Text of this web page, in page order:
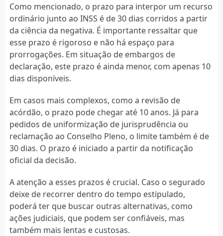
Como mencionado, o prazo para interpor um recurso
ordinário junto ao INSS é de 30 dias corridos a partir
da ciência da negativa. É importante ressaltar que
esse prazo é rigoroso e não há espaço para
prorrogações. Em situação de embargos de
declaração, este prazo é ainda menor, com apenas 10
dias disponíveis.
Em casos mais complexos, como a revisão de
acórdão, o prazo pode chegar até 10 anos. Já para
pedidos de uniformização de jurisprudência ou
reclamação ao Conselho Pleno, o limite também é de
30 dias. O prazo é iniciado a partir da notificação
oficial da decisão.
A atenção a esses prazos é crucial. Caso o segurado
deixe de recorrer dentro do tempo estipulado,
poderá ter que buscar outras alternativas, como
ações judiciais, que podem ser confiáveis, mas
também mais lentas e custosas.